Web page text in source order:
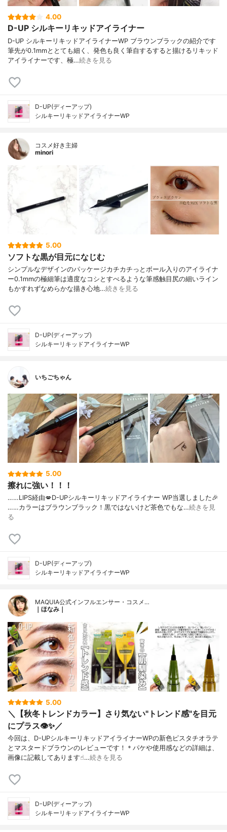
4.00
D-UP シルキーリキッドアイライナー
D-UP シルキーリキッドアイライナーWP ブラウンブラックの紹介です
筆先が0.1mmととても細く、発色も良く筆自するすると描けるリキッド
アイライナーです、極…続きを見る
D-UP(ディーアップ)
シルキーリキッドアイライナーWP
コスメ好き主婦
minori
5.00
ソフトな黒が目元になじむ
シンプルなデザインのパッケージカチカチっとボール入りのアイライナ
ー0.1mmの極細筆は適度なコシとすべるような筆感触目尻の細いライン
もかすれずなめらかな描き心地…続きを見る
D-UP(ディーアップ)
シルキーリキッドアイライナーWP
いちごちゃん
5.00
擦れに強い！！！
……⁡⁡LIPS経由💋⁡⁡D-UP⁡⁡シルキーリキッドアイライナー WP⁡⁡当選しました🎉
⁡⁡……⁡⁡カラーはブラウンブラック！⁡⁡黒ではないけど⁡⁡茶色でもな…続きを見
る
D-UP(ディーアップ)
シルキーリキッドアイライナーWP
MAQUIA公式インフルエンサー・コスメ…
｜ほなみ｜
5.00
＼【秋冬トレンドカラー】さり気ない"トレンド感"を目元
にプラス👁✨／
今回は、D-UPシルキーリキッドアイライナーWPの新色ピスタチオラテ
とマスタードブラウンのレビューです！＊パケや使用感などの詳細は、
画像に記載してあります☝︎…続きを見る
D-UP(ディーアップ)
シルキーリキッドアイライナーWP